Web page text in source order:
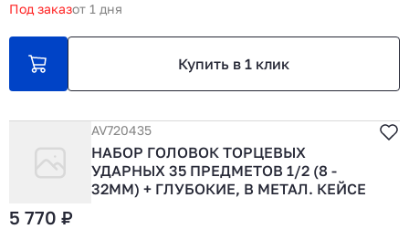
Под заказот 1 дня
Купить в 1 клик
AV720435
НАБОР ГОЛОВОК ТОРЦЕВЫХ
УДАРНЫХ 35 ПРЕДМЕТОВ 1/2 (8 -
32ММ) + ГЛУБОКИЕ, В МЕТАЛ. КЕЙСЕ
5 770 ₽